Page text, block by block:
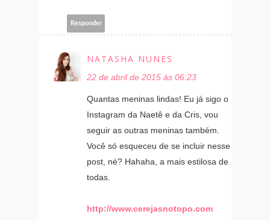
Responder
NATASHA NUNES
22 de abril de 2015 às 06:23
Quantas meninas lindas! Eu já sigo o
Instagram da Naetê e da Cris, vou
seguir as outras meninas também.
Você só esqueceu de se incluir nesse
post, né? Hahaha, a mais estilosa de
todas.
http://www.cerejasnotopo.com